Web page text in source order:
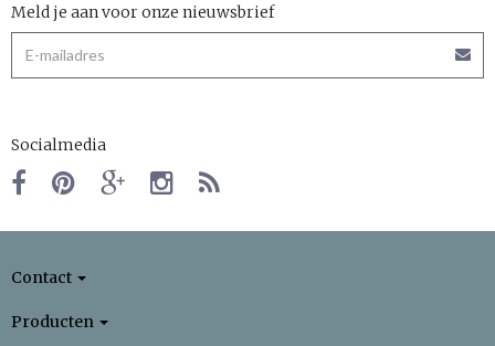
Meld je aan voor onze nieuwsbrief
Socialmedia
Contact
Producten